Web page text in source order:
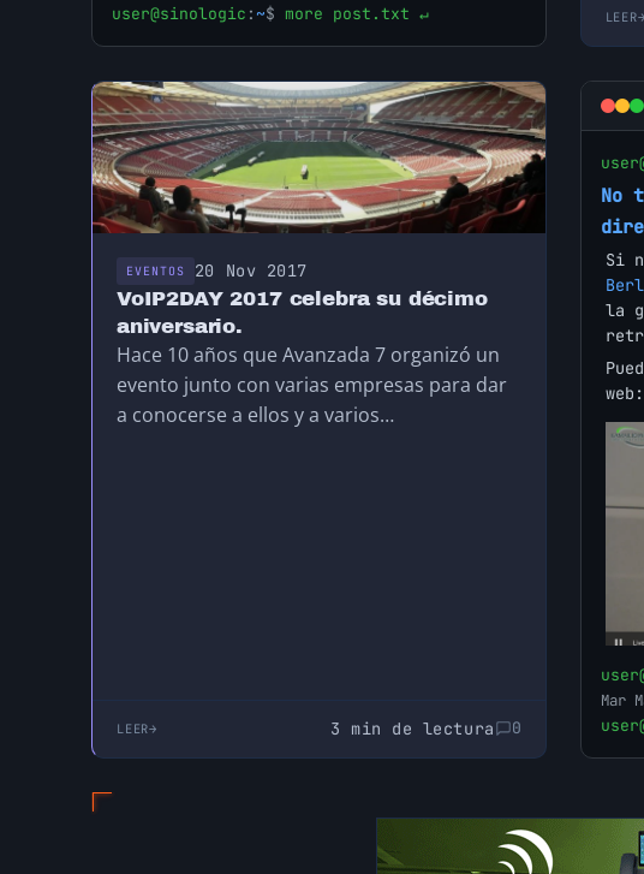
user@sinologic : ~$ more post.txt ↵ LEER
EVENTOS 20 Nov 2017
VoIP2DAY 2017 celebra su décimo
aniversario.
Hace 10 años que Avanzada 7 organizó un
evento junto con varias empresas para dar
a conocerse a ellos y a varios…
LEER 3 min de lectura 0
No
Si
la
web:
Mar